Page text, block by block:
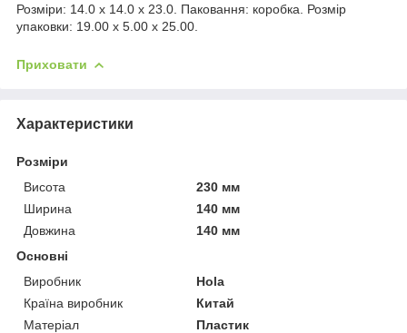
Розміри: 14.0 x 14.0 x 23.0. Паковання: коробка. Розмір
упаковки: 19.00 x 5.00 x 25.00.
Приховати
Характеристики
Розміри
Висота
230 мм
Ширина
140 мм
Довжина
140 мм
Основні
Виробник
Hola
Країна виробник
Китай
Матеріал
Пластик